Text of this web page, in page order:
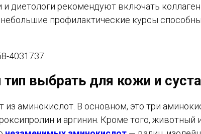
и диетологи рекомендуют включать
профилактические курсы
тип выбрать для кожи и
из аминокислот. В основном, это три
и аргинин. Кроме того, животный